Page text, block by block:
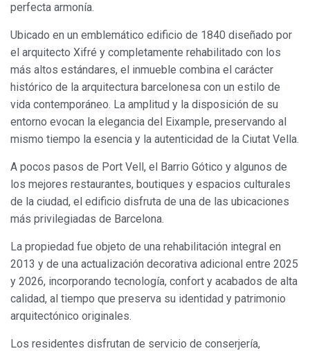
perfecta armonía.
Ubicado en un emblemático edificio de 1840 diseñado por
el arquitecto Xifré y completamente rehabilitado con los
más altos estándares, el inmueble combina el carácter
histórico de la arquitectura barcelonesa con un estilo de
vida contemporáneo. La amplitud y la disposición de su
entorno evocan la elegancia del Eixample, preservando al
mismo tiempo la esencia y la autenticidad de la Ciutat Vella.
A pocos pasos de Port Vell, el Barrio Gótico y algunos de
los mejores restaurantes, boutiques y espacios culturales
de la ciudad, el edificio disfruta de una de las ubicaciones
más privilegiadas de Barcelona.
La propiedad fue objeto de una rehabilitación integral en
2013 y de una actualización decorativa adicional entre 2025
y 2026, incorporando tecnología, confort y acabados de alta
calidad, al tiempo que preserva su identidad y patrimonio
arquitectónico originales.
Los residentes disfrutan de servicio de conserjería,